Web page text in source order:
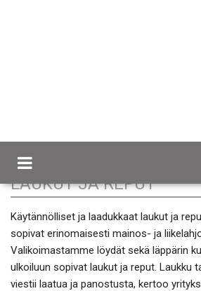
LAUKUT JA REPUT
Käytännölliset ja laadukkaat laukut ja
sopivat erinomaisesti mainos- ja
Valikoimastamme löydät sekä läppärin
ulkoiluun sopivat laukut ja reput. Laukku
viestii laatua ja panostusta, kertoo